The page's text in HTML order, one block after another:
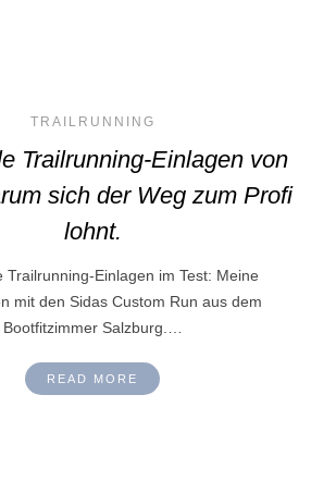
TRAILRUNNING
Trailrunning-Einlagen von
sich der Weg zum Profi
lohnt.
Trailrunning-Einlagen im Test: Meine
mit den Sidas Custom Run aus dem
Bootfitzimmer Salzburg.…
READ MORE